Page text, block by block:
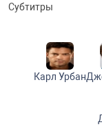
Субтитры
Карл Урбан